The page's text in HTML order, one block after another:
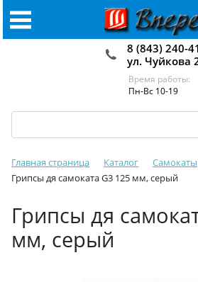
8 (843) 240-
ул. Чуйкова
Время работы:
Пн-Вс 10-19
Главная страница Каталог
Самокаты
Грипсы дя самоката G3 125 мм, серый
Грипсы дя
мм, серый